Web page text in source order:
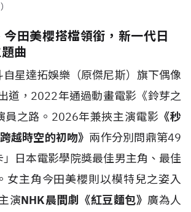
田美櫻搭檔領銜，新一代日
曲
星達拓娛樂（原傑尼斯）旗下偶像
道，2022年通過動畫電影《鈴芽之
員之路。2026年兼挾主演電影 《秒
跨越時空的初吻》 兩作分別問鼎第49
日本電影學院獎最佳男主角、最佳
女主角今田美櫻則以模特兒之姿入
演NHK晨間劇《紅豆麵包》 廣為人